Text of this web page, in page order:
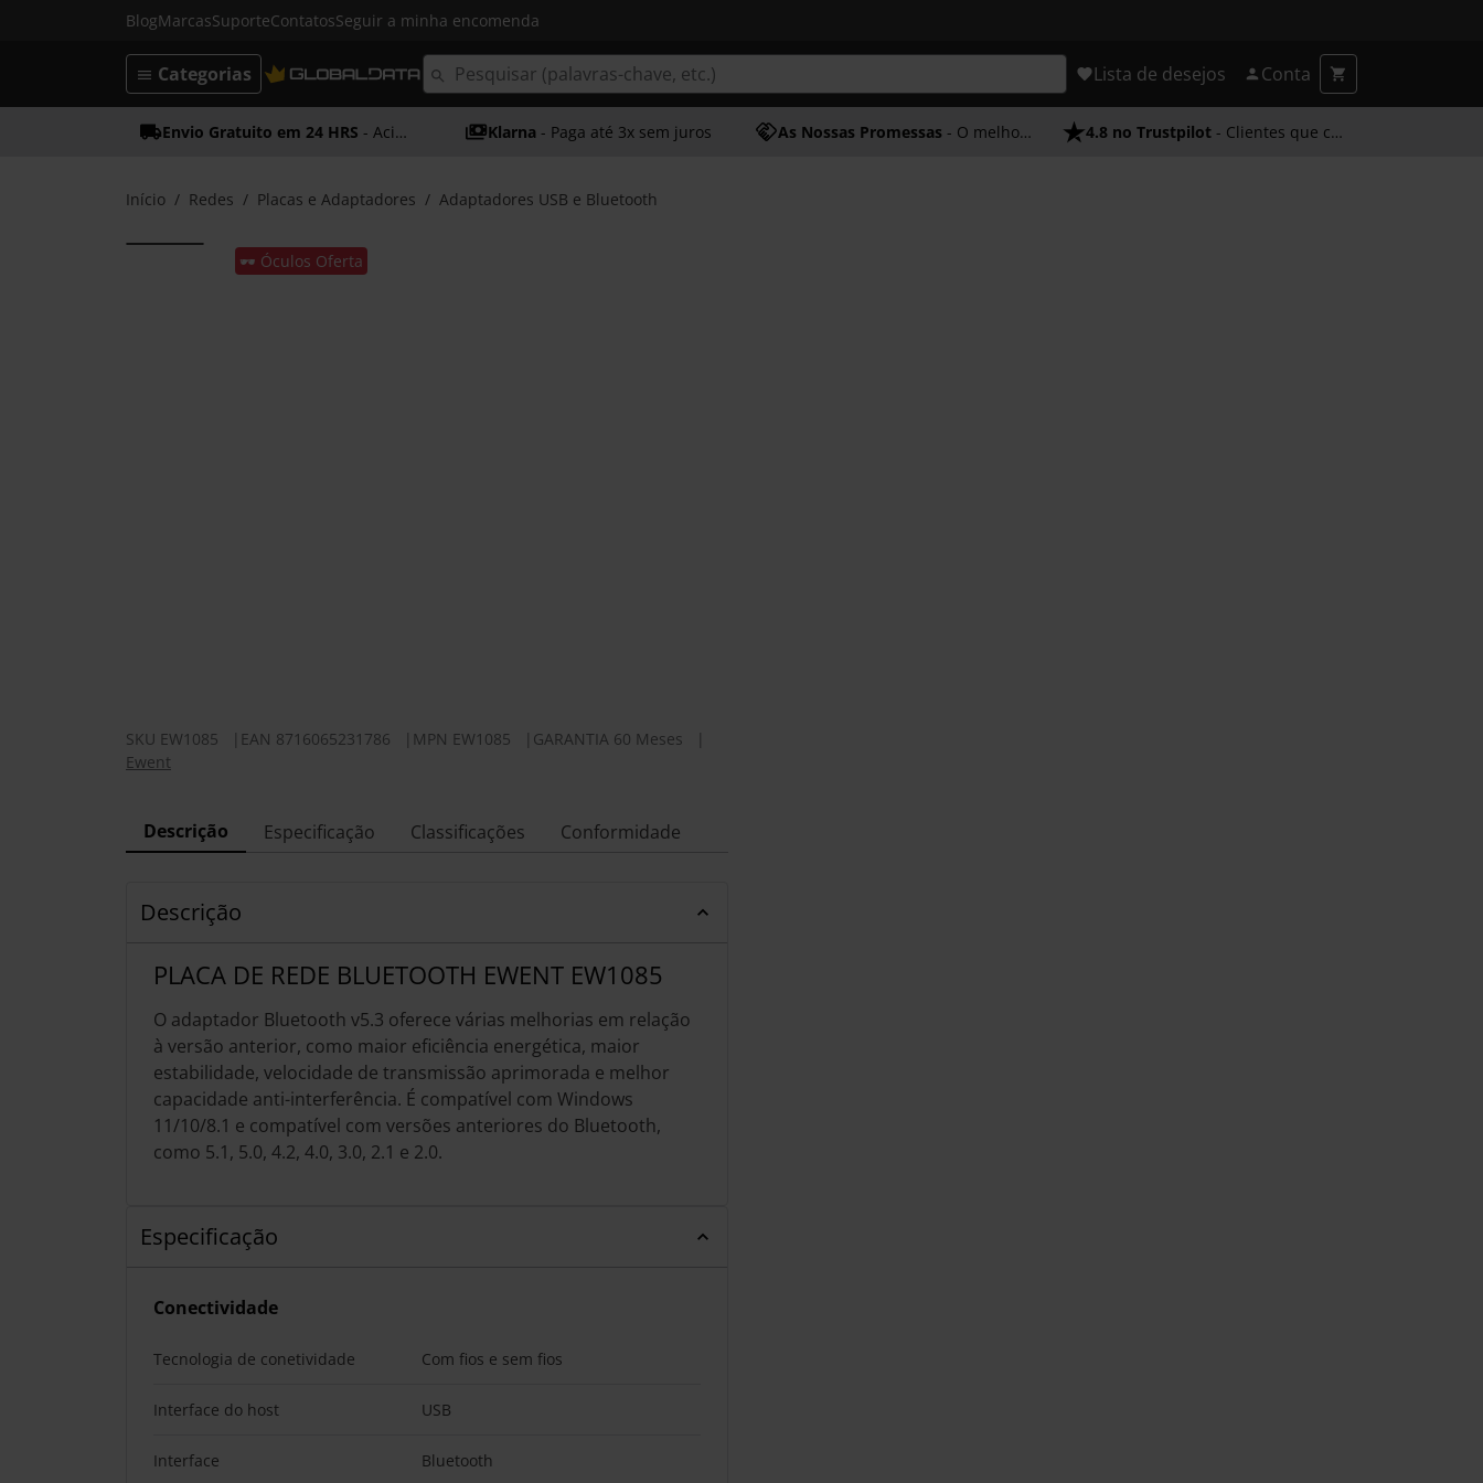
BlogMarcasSuporteContatosSeguir a minha encomenda
Lista de desejos Conta
Categorias
Envio Gratuito em 24 HRS - Acima dos 50€ Klarna - Paga até 3x sem juros As Nossas Promessas - O melhor atendimento 4.8 no Trustpilot - Clientes que confiam em nós
Início Redes Placas e Adaptadores Adaptadores USB e Bluetooth
🕶️ Óculos Oferta
SKU EW1085 EAN 8716065231786 MPN EW1085 GARANTIA 60 Meses
Ewent
Descrição Especificação Classificações Conformidade
Descrição
PLACA DE REDE BLUETOOTH EWENT EW1085
O adaptador Bluetooth v5.3 oferece várias melhorias em relação
à versão anterior, como maior eficiência energética, maior
estabilidade, velocidade de transmissão aprimorada e melhor
capacidade anti-interferência. É compatível com Windows
11/10/8.1 e compatível com versões anteriores do Bluetooth,
como 5.1, 5.0, 4.2, 4.0, 3.0, 2.1 e 2.0.
Especificação
Conectividade
Tecnologia de conetividade Com fios e sem fios
Interface do host USB
Interface Bluetooth